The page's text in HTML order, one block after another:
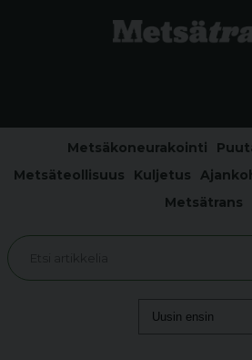
Metsäkoneurakointi
Metsäteollisuus
Kuljetus
Metsätrans